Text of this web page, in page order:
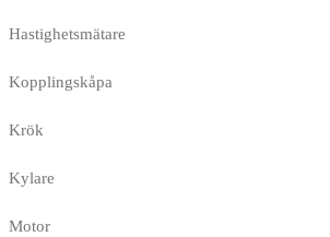
Hastighetsmätare
Kopplingskåpa
Krök
Kylare
Motor